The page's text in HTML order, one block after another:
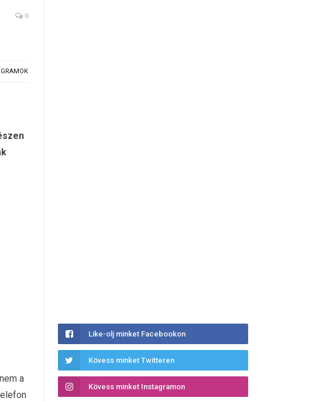
0
a
Like-olj minket Facebookon
Kövess minket Twitteren
Kövess minket Instagramon